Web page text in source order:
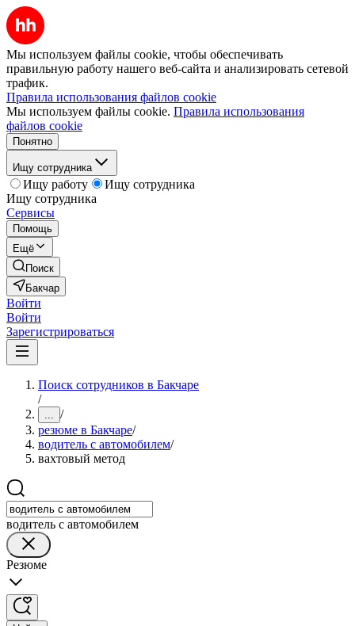
Мы используем файлы cookie, чтобы обеспечивать
правильную работу нашего веб-сайта и анализировать сетевой
трафик.
Правила использования файлов cookie
Мы используем файлы cookie. Правила использования
файлов cookie
Понятно
Ищу сотрудника
Ищу работу
Ищу сотрудника
Ищу сотрудника
Сервисы
Помощь
Ещё
Поиск
Бакчар
Войти
Войти
Зарегистрироваться
Поиск сотрудников в Бакчаре
/
... /
резюме в Бакчаре/
водитель с автомобилем/
вахтовый метод
водитель с автомобилем
Резюме